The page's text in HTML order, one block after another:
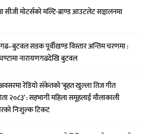
सीजी मोटर्सको मल्टि-ब्राण्ड आउटलेट सञ्चालनमा
सडक पूर्वीखण्ड विस्तार अन्तिम चरणमा :
नारायणगढदेखि बुटवल
रेडियो संकेतको ‘बृहत खुल्ला तिज गीत
२०८३’ : सहभागी महिला समूहलाई मौलाकाली
निःशुल्क टिकट